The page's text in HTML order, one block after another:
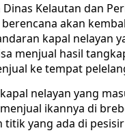
Dinas Kelautan dan
akan
kapal nelayan
menjual hasil
ke tempat
nelayan yang
ikannya di
titik yang ada di